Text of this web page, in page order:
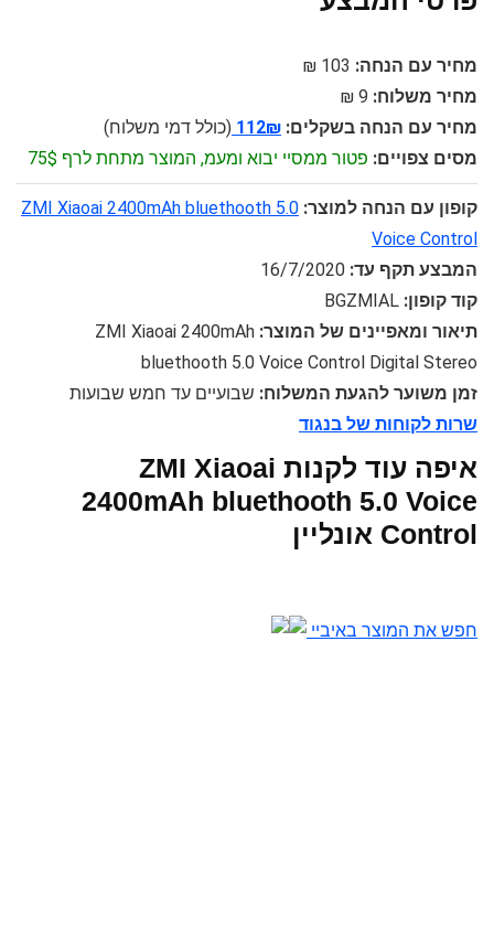
מחיר עם הנחה: 103 ₪
מחיר משלוח: 9 ₪
מחיר עם הנחה בשקלים: 112₪ (כולל דמי משלוח)
מסים צפויים: פטור ממסיי יבוא ומעמ, המוצר מתחת לרף 75$
קופון עם הנחה למוצר: ZMI Xiaoai 2400mAh bluethooth 5.0
Voice Control
המבצע תקף עד: 16/7/2020
קוד קופון: BGZMIAL
תיאור ומאפיינים של המוצר: ZMI Xiaoai 2400mAh
bluethooth 5.0 Voice Control Digital Stereo
זמן משוער להגעת המשלוח: שבועיים עד חמש שבועות
שרות לקוחות של בנגוד
איפה עוד לקנות ZMI Xiaoai
2400mAh bluethooth 5.0 Voice
Control אונליין
חפש את המוצר באיביי